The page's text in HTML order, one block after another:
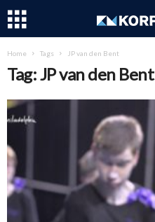
Home Tags JP van den Bent
Tag: JP van den Bent